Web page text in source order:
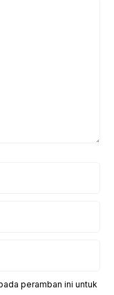
peramban ini untuk